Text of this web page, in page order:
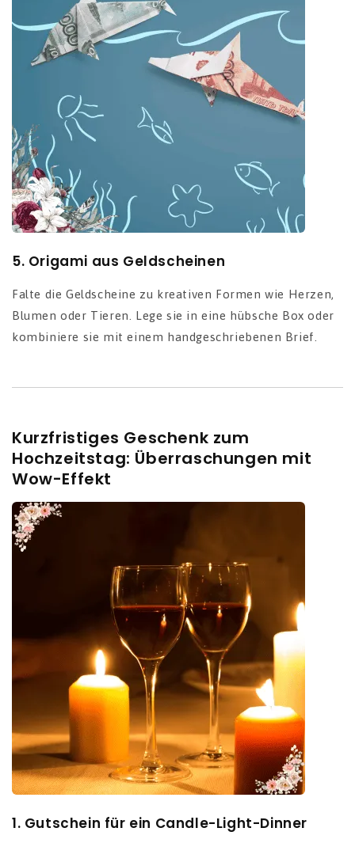
5. Origami aus Geldscheinen
Falte die Geldscheine zu kreativen Formen wie Herzen,
Blumen oder Tieren. Lege sie in eine hübsche Box oder
kombiniere sie mit einem handgeschriebenen Brief.
Kurzfristiges Geschenk zum
Hochzeitstag: Überraschungen mit
Wow-Effekt
1. Gutschein für ein Candle-Light-Dinner